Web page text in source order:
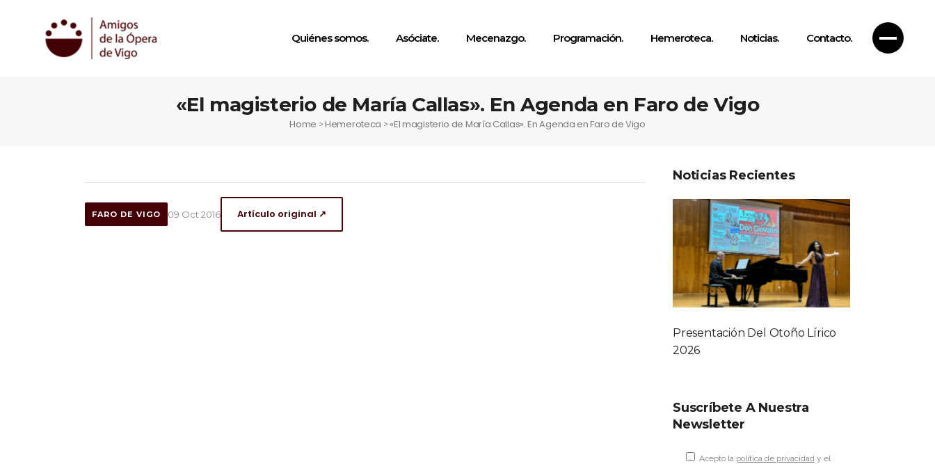
Quiénes somos. Asóciate. Mecenazgo. Programación. Hemeroteca. Noticias. Contacto.
«El magisterio de María Callas». En Agenda en Faro de Vigo
Home >Hemeroteca >«El magisterio de María Callas». En Agenda en Faro de Vigo
FARO DE VIGO 09 Oct 2016 Artículo original ↗
Noticias Recientes
Presentación Del Otoño Lírico
2026
Suscríbete A Nuestra
Newsletter
Acepto la política de privacidad y el